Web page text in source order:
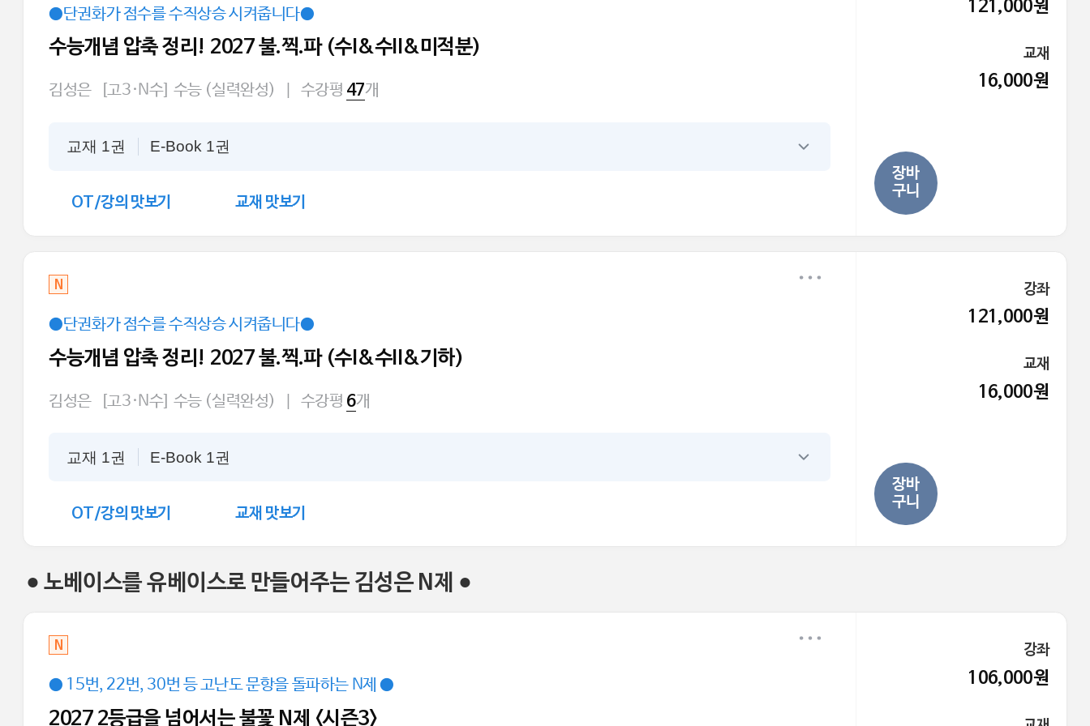
●단권화가 점수를 수직상승 시켜줍니다●
수능개념 압축 정리! 2027 불.찍.파 (수I&수II&미적분)
김성은 [고3·N수] 수능 (실력완성) 수강평 47개
교재 1권 E-Book 1권
OT/강의 맛보기 교재 맛보기
121,000원
교재
16,000원
장바
구니
N
●단권화가 점수를 수직상승 시켜줍니다●
수능개념 압축 정리! 2027 불.찍.파 (수I&수II&기하)
김성은 [고3·N수] 수능 (실력완성) 수강평 6개
교재 1권 E-Book 1권
OT/강의 맛보기 교재 맛보기
강좌
121,000원
교재
16,000원
장바
구니
● 노베이스를 유베이스로 만들어주는 김성은 N제 ●
N
● 15번, 22번, 30번 등 고난도 문항을 돌파하는 N제 ●
2027 2등급을 넘어서는 불꽃 N제 <시즌3>
강좌
106,000원